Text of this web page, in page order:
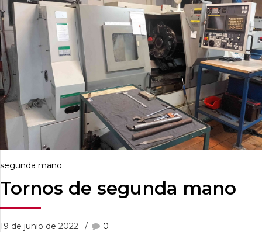
segunda mano
Tornos de segunda mano
19 de junio de 2022 0